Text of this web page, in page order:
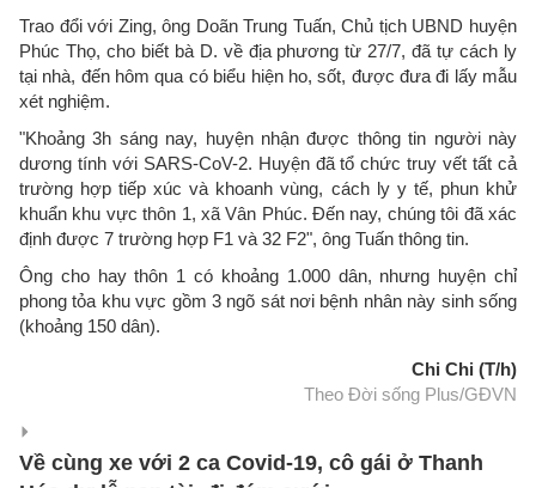
Trao đổi với Zing, ông Doãn Trung Tuấn, Chủ tịch UBND huyện
Phúc Thọ, cho biết bà D. về địa phương từ 27/7, đã tự cách ly
tại nhà, đến hôm qua có biểu hiện ho, sốt, được đưa đi lấy mẫu
xét nghiệm.
"Khoảng 3h sáng nay, huyện nhận được thông tin người này
dương tính với SARS-CoV-2. Huyện đã tổ chức truy vết tất cả
trường hợp tiếp xúc và khoanh vùng, cách ly y tế, phun khử
khuẩn khu vực thôn 1, xã Vân Phúc. Đến nay, chúng tôi đã xác
định được 7 trường hợp F1 và 32 F2", ông Tuấn thông tin.
Ông cho hay thôn 1 có khoảng 1.000 dân, nhưng huyện chỉ
phong tỏa khu vực gồm 3 ngõ sát nơi bệnh nhân này sinh sống
(khoảng 150 dân).
Chi Chi (T/h)
Theo Đời sống Plus/GĐVN
Về cùng xe với 2 ca Covid-19, cô gái ở Thanh